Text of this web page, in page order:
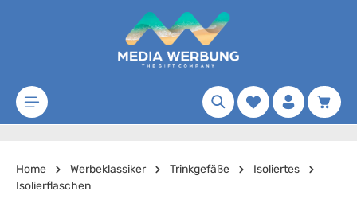
Zum Hauptinhalt springen
Merkzettel
Home Werbeklassiker Trinkgefäße
Isoliertes
Isolierflaschen